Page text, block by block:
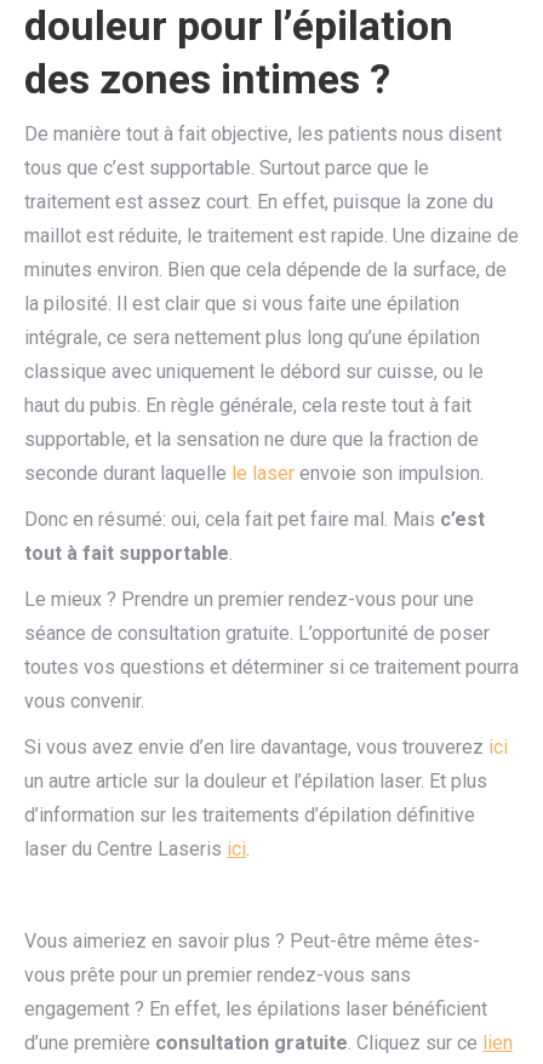
douleur pour l’épilation
des zones intimes ?
De manière tout à fait objective, les patients nous disent
tous que c’est supportable. Surtout parce que le
traitement est assez court. En effet, puisque la zone du
maillot est réduite, le traitement est rapide. Une dizaine de
minutes environ. Bien que cela dépende de la surface, de
la pilosité. Il est clair que si vous faite une épilation
intégrale, ce sera nettement plus long qu’une épilation
classique avec uniquement le débord sur cuisse, ou le
haut du pubis. En règle générale, cela reste tout à fait
supportable, et la sensation ne dure que la fraction de
seconde durant laquelle le laser envoie son impulsion.
Donc en résumé: oui, cela fait pet faire mal. Mais c’est
tout à fait supportable.
Le mieux ? Prendre un premier rendez-vous pour une
séance de consultation gratuite. L’opportunité de poser
toutes vos questions et déterminer si ce traitement pourra
vous convenir.
Si vous avez envie d’en lire davantage, vous trouverez ici
un autre article sur la douleur et l’épilation laser. Et plus
d’information sur les traitements d’épilation définitive
laser du Centre Laseris ici.
Vous aimeriez en savoir plus ? Peut-être même êtes-
vous prête pour un premier rendez-vous sans
engagement ? En effet, les épilations laser bénéficient
d’une première consultation gratuite. Cliquez sur ce lien